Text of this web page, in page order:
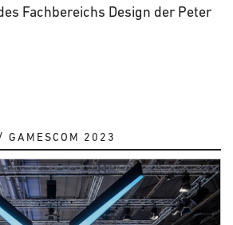
Fachbereichs Design der Peter
GAMESCOM 2023